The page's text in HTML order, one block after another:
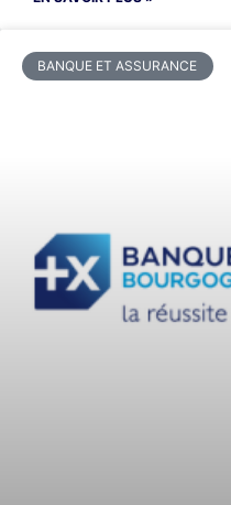
BANQUE ET ASSURANCE